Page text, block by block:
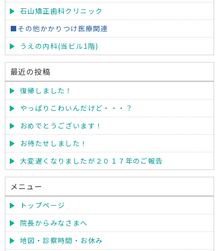
石山矯正歯科クリニック
■その他かかりつけ医療関連
うえの内科(当ビル1階)
最近の投稿
復帰しました！
やっぱりこわいんだけど・・・？
おめでとうございます！
お待たせしました！
大変遅くなりましたが２０１７年のご報告
メニュー
トップページ
院長からみなさまへ
地図・診察時間・お休み